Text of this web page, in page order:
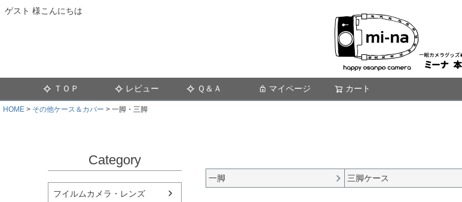
ゲスト 様こんにちは
ＴＯＰ レビュー Ｑ＆Ａ マイページ カート
HOME その他ケース＆カバー 一脚・三脚
Category
フイルムカメラ・レンズ
一脚 三脚ケース